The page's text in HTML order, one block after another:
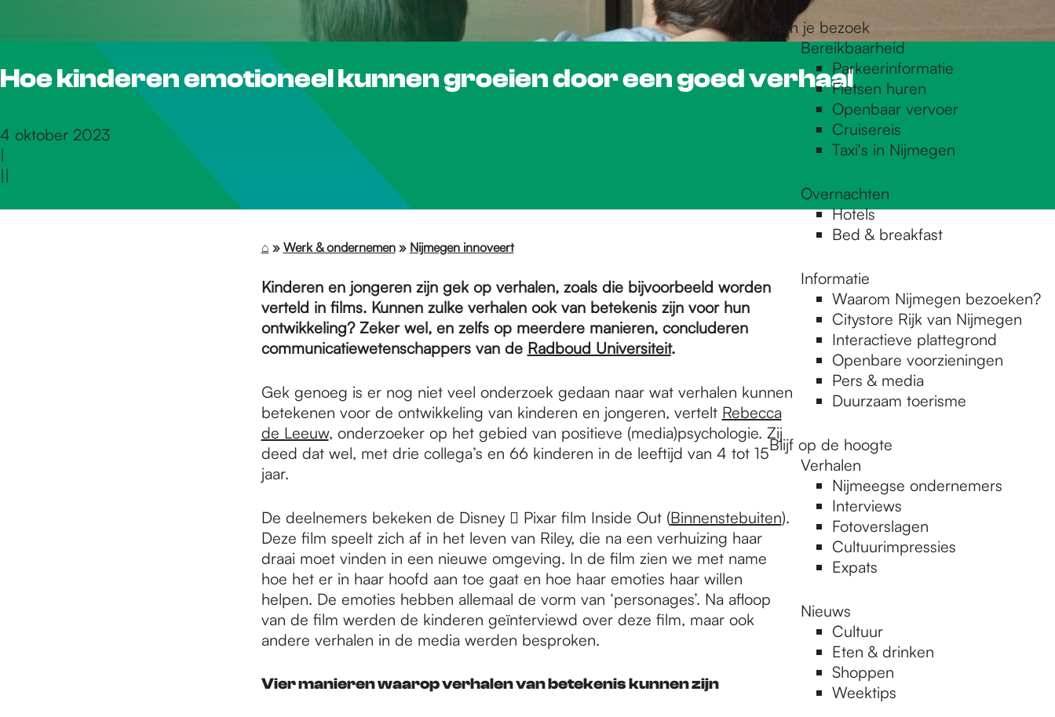
Plan je bezoek
Bereikbaarheid
Parkeerinformatie
Fietsen huren
Openbaar vervoer
Cruisereis
Taxi's in Nijmegen
Overnachten
Hotels
Bed & breakfast
Informatie
Waarom Nijmegen bezoeken?
Citystore Rijk van Nijmegen
Interactieve plattegrond
Openbare voorzieningen
Pers & media
Duurzaam toerisme
Blijf op de hoogte
Verhalen
Nijmeegse ondernemers
Interviews
Fotoverslagen
Cultuurimpressies
Expats
Nieuws
Cultuur
Eten & drinken
Shoppen
Weektips
Hoe kinderen emotioneel kunnen groeien door een goed verhaal
4 oktober 2023
|
||
⌂ » Werk & ondernemen» Nijmegen innoveert
Kinderen en jongeren zijn gek op verhalen, zoals die bijvoorbeeld worden
verteld in films. Kunnen zulke verhalen ook van betekenis zijn voor hun
ontwikkeling? Zeker wel, en zelfs op meerdere manieren, concluderen
communicatiewetenschappers van de Radboud Universiteit.
Gek genoeg is er nog niet veel onderzoek gedaan naar wat verhalen kunnen
betekenen voor de ontwikkeling van kinderen en jongeren, vertelt Rebecca
de Leeuw, onderzoeker op het gebied van positieve (media)psychologie. Zij
deed dat wel, met drie collega’s en 66 kinderen in de leeftijd van 4 tot 15
jaar.
De deelnemers bekeken de Disney  Pixar film Inside Out (Binnenstebuiten).
Deze film speelt zich af in het leven van Riley, die na een verhuizing haar
draai moet vinden in een nieuwe omgeving. In de film zien we met name
hoe het er in haar hoofd aan toe gaat en hoe haar emoties haar willen
helpen. De emoties hebben allemaal de vorm van ‘personages’. Na afloop
van de film werden de kinderen geïnterviewd over deze film, maar ook
andere verhalen in de media werden besproken.
Vier manieren waarop verhalen van betekenis kunnen zijn